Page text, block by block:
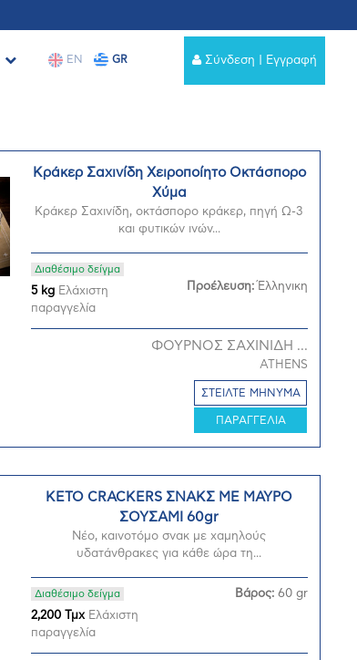
EN GR Σύνδεση | Εγγραφή
Κράκερ Σαχινίδη Χειροποίητο Οκτάσπορο
Χύμα
Κράκερ Σαχινίδη, οκτάσπορο κράκερ, πηγή Ω-3
και φυτικών ινών...
Διαθέσιμο δείγμα
5 kgΕλάχιστη
παραγγελία
Προέλευση: Έλληνικη
ΦΟΥΡΝΟΣ ΣΑΧΙΝΙΔΗ ...
ATHENS
ΣΤΕΙΛΤΕ ΜΗΝΥΜΑ
ΠΑΡΑΓΓΕΛΙΑ
KETO CRACKERS ΣΝΑΚΣ ΜΕ ΜΑΥΡΟ
ΣΟΥΣΑΜΙ 60gr
Νέο, καινοτόμο σνακ με χαμηλούς
υδατάνθρακες για κάθε ώρα τη...
Διαθέσιμο δείγμα
2,200 ΤμχΕλάχιστη
παραγγελία
Βάρος: 60 gr